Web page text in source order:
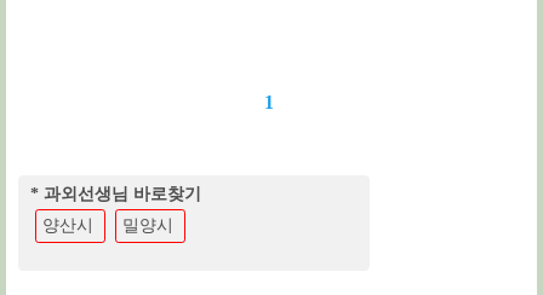
1
* 과외선생님 바로찾기
양산시
밀양시